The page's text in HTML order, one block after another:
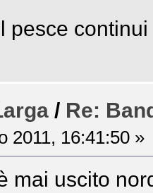
pesce continui
/ Re:
2011, 16:41:50 »
mai uscito